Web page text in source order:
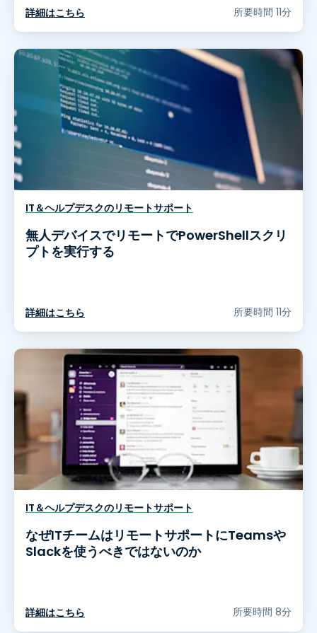
詳細はこちら 所要時間 11分
IT＆ヘルプデスクのリモートサポート
無人デバイスでリモートでPowerShellスクリ
プトを実行する
詳細はこちら 所要時間 11分
IT＆ヘルプデスクのリモートサポート
なぜITチームはリモートサポートにTeamsや
Slackを使うべきではないのか
詳細はこちら 所要時間 8分